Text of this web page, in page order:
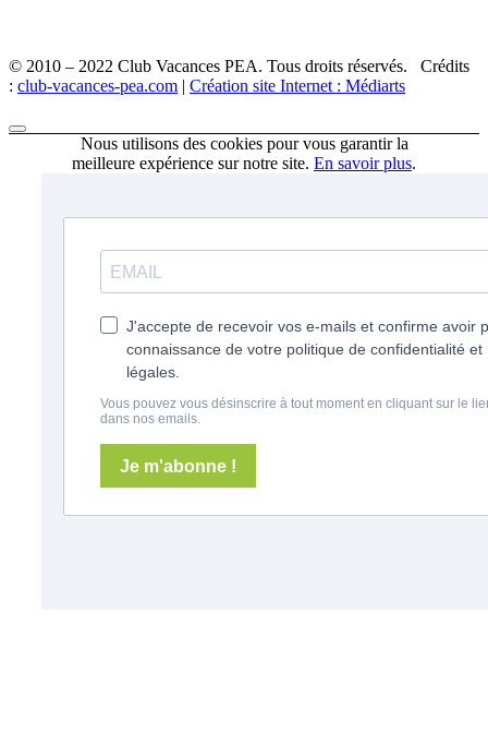
© 2010 – 2022 Club Vacances PEA. Tous droits réservés. Crédits
: club-vacances-pea.com | Création site Internet : Médiarts
Nous utilisons des cookies pour vous garantir la
meilleure expérience sur notre site. En savoir plus.